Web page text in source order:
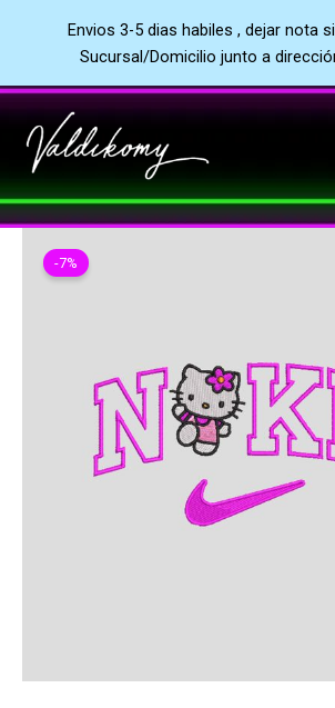
Envios 3-5 dias habiles , dejar nota
Sucursal/Domicilio junto a
al
contenido
-7%